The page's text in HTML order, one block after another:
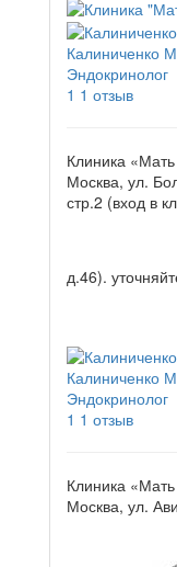
Калиниченко
Эндокринолог
1 1 отзыв
Клиника
Москва, ул.
стр.2 (вход в
д.46).
Калиниченко
Эндокринолог
1 1 отзыв
Клиника
Москва, ул.